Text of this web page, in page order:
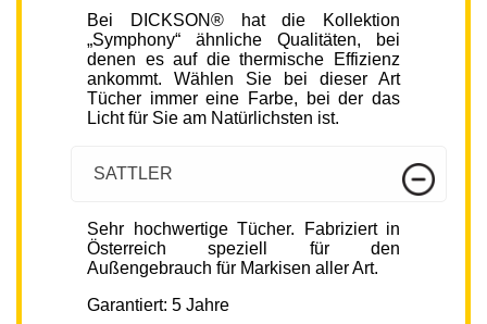
Bei DICKSON® hat die Kollektion
„Symphony“ ähnliche Qualitäten, bei
denen es auf die thermische Effizienz
ankommt. Wählen Sie bei dieser Art
Tücher immer eine Farbe, bei der das
Licht für Sie am Natürlichsten ist.
SATTLER
Sehr hochwertige Tücher. Fabriziert in
Österreich speziell für den
Außengebrauch für Markisen aller Art.
Garantiert: 5 Jahre